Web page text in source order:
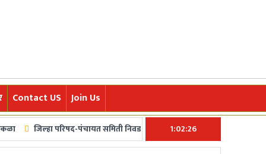
Contact US Join Us
परिषद-पंचायत समिती निवडणुकांचं बिगूल अखेर वाजलं! ५ फेब्रुवारीला मतदान, ७
1:02:27